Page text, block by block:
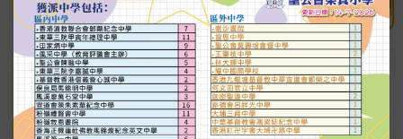
成績:
ボンド White Glue Art
Contest 2025
成績:
Merit